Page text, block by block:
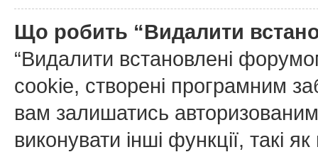
Що робить “Видалити
“Видалити встановлені
cookie, створені програмним
вам залишатись
виконувати інші функції, такі